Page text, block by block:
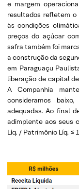
e margem
resultados refletem o
às condições
preços do açúcar
safra também foi
a construção da
em Paraguaçu
liberação de capital
A Companhia
consideramos
adequadas. Ao final
adimplente aos seus
Líq. / Patrimônio Líq. ≤